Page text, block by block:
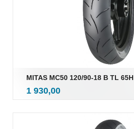
MITAS MC50 120/90-18 B TL 65H
Pris
1 930,00mva.